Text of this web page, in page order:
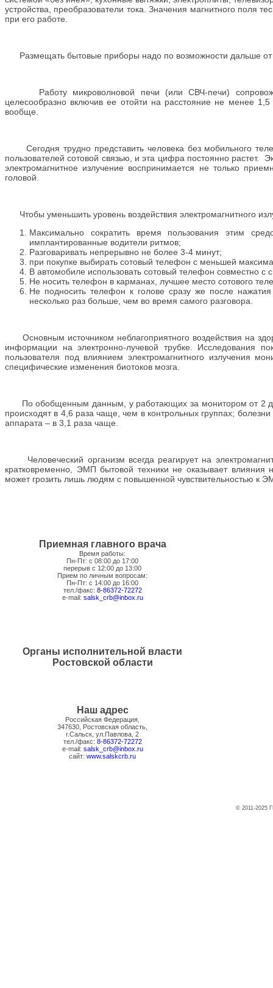
устройства, преобразователи тока. Значения магнитного
при его работе.
Размещать бытовые приборы надо по возможности дальше от
Работу микроволновой печи (или СВЧ-печи)
целесообразно включив ее отойти на расстояние не менее
вообще.
Сегодня трудно представить человека без мобильного
пользователей сотовой связью, и эта цифра постоянно растет.
электромагнитное излучение воспринимается не только
головой.
Чтобы уменьшить уровень воздействия электромагнитного
Максимально сократить время пользования этим
имплантированные водители ритмов;
Разговаривать непрерывно не более 3-4 минут;
при покупке выбирать сотовый телефон с меньшей
В автомобиле использовать сотовый телефон совместно с
Не носить телефон в карманах, лучшее место сотового
Не подносить телефон к голове сразу же после
несколько раз больше, чем во время самого разговора.
Основным источником неблагоприятного воздействия на
информации на электронно-лучевой трубке. Исследования
пользователя под влиянием электромагнитного излучения
специфические изменения биотоков мозга.
По обобщенным данным, у работающих за монитором от 2 до
происходят в 4,6 раза чаще, чем в контрольных группах;
аппарата – в 3,1 раза чаще.
Человеческий организм всегда реагирует на
кратковременно, ЭМП бытовой техники не оказывает влияния
может грозить лишь людям с повышенной чувствительностью к
Приемная главного врача
Время работы:
Пн-Пт: с 08:00 до 17:00
перерыв с 12:00 до 13:00
Прием по личным вопросам:
Пн-Пт: с 14:00 до 16:00
тел./факс: 8-86372-72272
e-mail: salsk_crb@inbox.ru
Органы исполнительной власти
Ростовской области
Наш адрес
Российская Федерация,
347630, Ростовская область,
г.Сальск, ул.Павлова, 2
тел./факс: 8-86372-72272
e-mail: salsk_crb@inbox.ru
сайт: www.salskcrb.ru
© 2011-2025